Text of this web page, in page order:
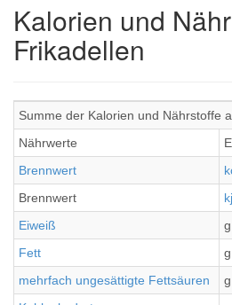
Kalorien und
Frikadellen
Summe der Kalorien und Nährstoffe
Nährwerte
Brennwert
Brennwert
kj
Eiweiß
g
Fett
g
mehrfach ungesättigte Fettsäuren
g